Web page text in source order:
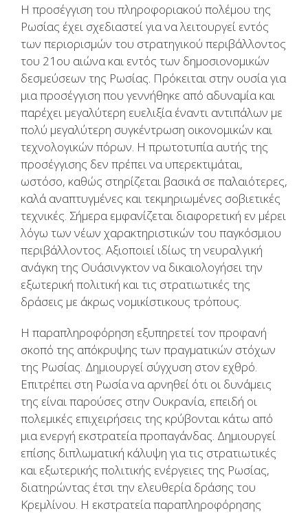
Η προσέγγιση του πληροφοριακού πολέμου της
Ρωσίας έχει σχεδιαστεί για να λειτουργεί εντός
των περιορισμών του στρατηγικού περιβάλλοντος
του 21ου αιώνα και εντός των δημοσιονομικών
δεσμεύσεων της Ρωσίας. Πρόκειται στην ουσία για
μια προσέγγιση που γεννήθηκε από αδυναμία και
παρέχει μεγαλύτερη ευελιξία έναντι αντιπάλων με
πολύ μεγαλύτερη συγκέντρωση οικονομικών και
τεχνολογικών πόρων. Η πρωτοτυπία αυτής της
προσέγγισης δεν πρέπει να υπερεκτιμάται,
ωστόσο, καθώς στηρίζεται βασικά σε παλαιότερες,
καλά αναπτυγμένες και τεκμηριωμένες σοβιετικές
τεχνικές. Σήμερα εμφανίζεται διαφορετική εν μέρει
λόγω των νέων χαρακτηριστικών του παγκόσμιου
περιβάλλοντος. Αξιοποιεί ιδίως τη νευραλγική
ανάγκη της Ουάσινγκτον να δικαιολογήσει την
εξωτερική πολιτική και τις στρατιωτικές της
δράσεις με άκρως νομικίστικους τρόπους.
Η παραπληροφόρηση εξυπηρετεί τον προφανή
σκοπό της απόκρυψης των πραγματικών στόχων
της Ρωσίας. Δημιουργεί σύγχυση στον εχθρό.
Επιτρέπει στη Ρωσία να αρνηθεί ότι οι δυνάμεις
της είναι παρούσες στην Ουκρανία, επειδή οι
πολεμικές επιχειρήσεις της κρύβονται κάτω από
μια ενεργή εκστρατεία προπαγάνδας. Δημιουργεί
επίσης διπλωματική κάλυψη για τις στρατιωτικές
και εξωτερικής πολιτικής ενέργειες της Ρωσίας,
διατηρώντας έτσι την ελευθερία δράσης του
Κρεμλίνου. Η εκστρατεία παραπληροφόρησης